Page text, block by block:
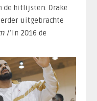
de hitlijsten. Drake
uitgebrachte
I’in 2016 de